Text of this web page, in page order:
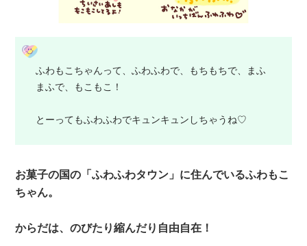
ふわもこちゃんって、ふわふわで、もちもちで、まふ
まふで、もこもこ！
とーってもふわふわでキュンキュンしちゃうね♡
お菓子の国の「ふわふわタウン」に住んでいるふわもこ
ちゃん。
からだは、のびたり縮んだり自由自在！